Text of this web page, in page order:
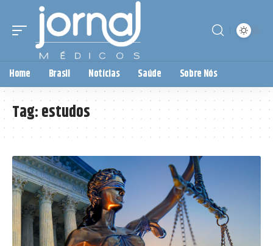
Home Brasil Notícias Saúde Sobre Nós
Tag:estudos